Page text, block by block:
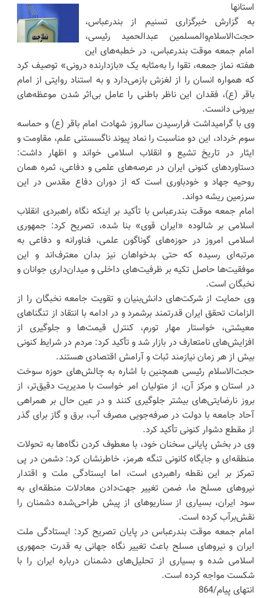
استانها
به گزارش خبرگزاری تسنیم از بندرعباس،
حجت‌الاسلام‌والمسلمین عبدالحمید رئیسی،
امام جمعه موقت بندرعباس، در خطبه‌های این
هفته نماز جمعه، تقوا را به‌مثابه یک «بازدارنده درونی» توصیف کرد
که همواره انسان را از لغزش بازمی‌دارد و به استناد روایتی از امام
باقر (ع)، فقدان این ناظر باطنی را عامل بی‌اثر شدن موعظه‌های
بیرونی دانست.
وی با گرامیداشت فرارسیدن سالروز شهادت امام باقر (ع) و حماسه
سوم خرداد، این دو مناسبت را نماد پیوند ناگسستنی علم، مقاومت و
ایثار در تاریخ تشیع و انقلاب اسلامی خواند و اظهار داشت:
دستاوردهای کنونی ایران در عرصه‌های علمی و دفاعی، ثمره همان
روحیه جهاد و خودباوری است که از دوران دفاع مقدس در این
سرزمین ریشه دواند.
امام جمعه موقت بندرعباس با تأکید بر اینکه نگاه راهبردی انقلاب
اسلامی بر شالوده «ایران قوی» بنا شده، تصریح کرد: جمهوری
اسلامی امروز در حوزه‌های گوناگون علمی، فناورانه و دفاعی به
مرتبه‌ای رسیده که حتی بدخواهان نیز بدان معترف‌اند و این
موفقیت‌ها حاصل تکیه بر ظرفیت‌های داخلی و میدان‌داری جوانان و
نخبگان است.
وی حمایت از شرکت‌های دانش‌بنیان و تقویت جامعه نخبگان را از
الزامات تحقق ایران قدرتمند برشمرد و در ادامه با انتقاد از تنگناهای
معیشتی، خواستار مهار تورم، کنترل قیمت‌ها و جلوگیری از
افزایش‌های نامتعارف در بازار شد و تأکید کرد: مردم در شرایط کنونی
بیش از هر زمان نیازمند ثبات و آرامش اقتصادی هستند.
حجت‌الاسلام رئیسی همچنین با اشاره به چالش‌های حوزه سوخت
در استان و مرکز آن، از متولیان امر خواست با مدیریت دقیق‌تر، از
بروز نارضایتی‌های بیشتر جلوگیری کنند و در عین حال بر همراهی
آحاد جامعه با دولت در صرفه‌جویی مصرف آب، برق و گاز برای گذر
از مقطع دشوار کنونی تأکید کرد.
وی در بخش پایانی سخنان خود، با معطوف کردن نگاه‌ها به تحولات
منطقه‌ای و جایگاه کانونی تنگه هرمز، خاطرنشان کرد: دشمن در پی
تمرکز بر این نقطه راهبردی است، اما ایستادگی ملت و اقتدار
نیروهای مسلح ما، ضمن تغییر جهت‌دادن معادلات منطقه‌ای به
سود ایران، بسیاری از سناریوهای از پیش طراحی‌شده دشمنان را
نقش‌برآب کرده است.
امام جمعه موقت بندرعباس در پایان تصریح کرد: ایستادگی ملت
ایران و نیروهای مسلح باعث تغییر نگاه جهانی به قدرت جمهوری
اسلامی شده و بسیاری از تحلیل‌های دشمنان درباره ایران را با
شکست مواجه کرده است.
انتهای پیام/864